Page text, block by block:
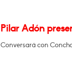
Pilar Adón
Conversará con